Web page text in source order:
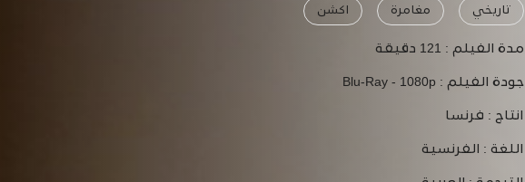
تاريخي مغامرة اكشن
مدة الفيلم : 121 دقيقة
جودة الفيلم : Blu-Ray - 1080p
انتاج : فرنسا
اللغة : الفرنسية